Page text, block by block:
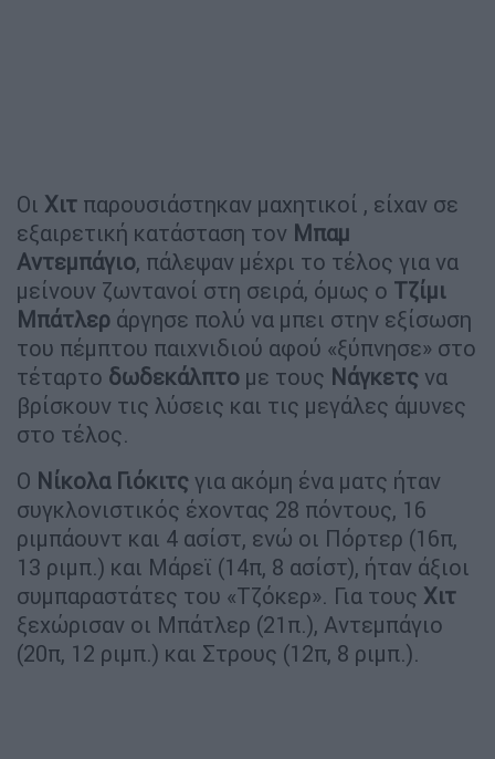
Οι Χιτ παρουσιάστηκαν μαχητικοί , είχαν σε
εξαιρετική κατάσταση τον Μπαμ
Αντεμπάγιο, πάλεψαν μέχρι το τέλος για να
μείνουν ζωντανοί στη σειρά, όμως ο Τζίμι
Μπάτλερ άργησε πολύ να μπει στην εξίσωση
του πέμπτου παιχνιδιού αφού «ξύπνησε» στο
τέταρτο δωδεκάλπτο με τους Νάγκετς να
βρίσκουν τις λύσεις και τις μεγάλες άμυνες
στο τέλος.
O Νίκολα Γιόκιτς για ακόμη ένα ματς ήταν
συγκλονιστικός έχοντας 28 πόντους, 16
ριμπάουντ και 4 ασίστ, ενώ οι Πόρτερ (16π,
13 ριμπ.) και Μάρεϊ (14π, 8 ασίστ), ήταν άξιοι
συμπαραστάτες του «Τζόκερ». Για τους Χιτ
ξεχώρισαν οι Μπάτλερ (21π.), Αντεμπάγιο
(20π, 12 ριμπ.) και Στρους (12π, 8 ριμπ.).